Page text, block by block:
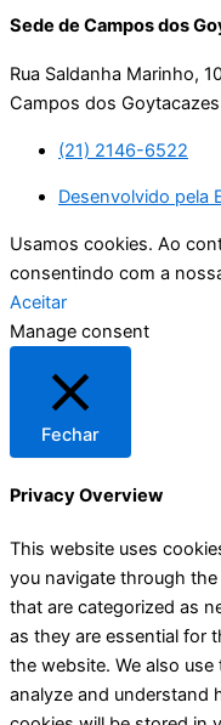
Sede de Campos dos
Rua Saldanha Marinho,
Campos dos
(21) 2146-6522
Desenvolvido pela
Usamos cookies. Ao
consentindo com a
Aceitar
Manage consent
Fechar
Privacy Overview
This website uses
you navigate through
that are categorized as
as they are essential for
the website. We also
analyze and understand